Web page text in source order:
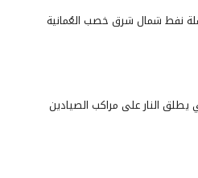
نفط شمال شرق خصب العُمانية
يطلق النار على مراكب الصيادين